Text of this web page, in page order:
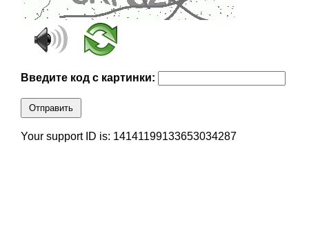
Введите код с картинки:
Отправить
Your support ID is: 14141199133653034287